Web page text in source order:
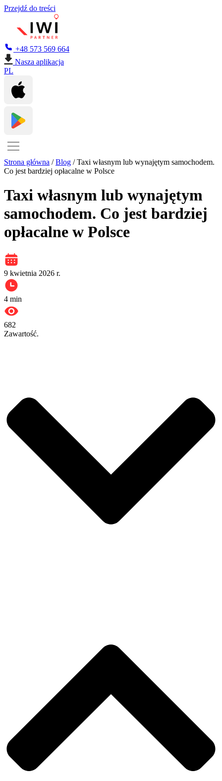
Przejdź do treści
+48 573 569 664
Nasza aplikacja
PL
Strona główna /Blog /Taxi własnym lub wynajętym samochodem.
Co jest bardziej opłacalne w Polsce
Taxi własnym lub wynajętym
samochodem. Co jest bardziej
opłacalne w Polsce
9 kwietnia 2026 r.
4 min
682
Zawartość.